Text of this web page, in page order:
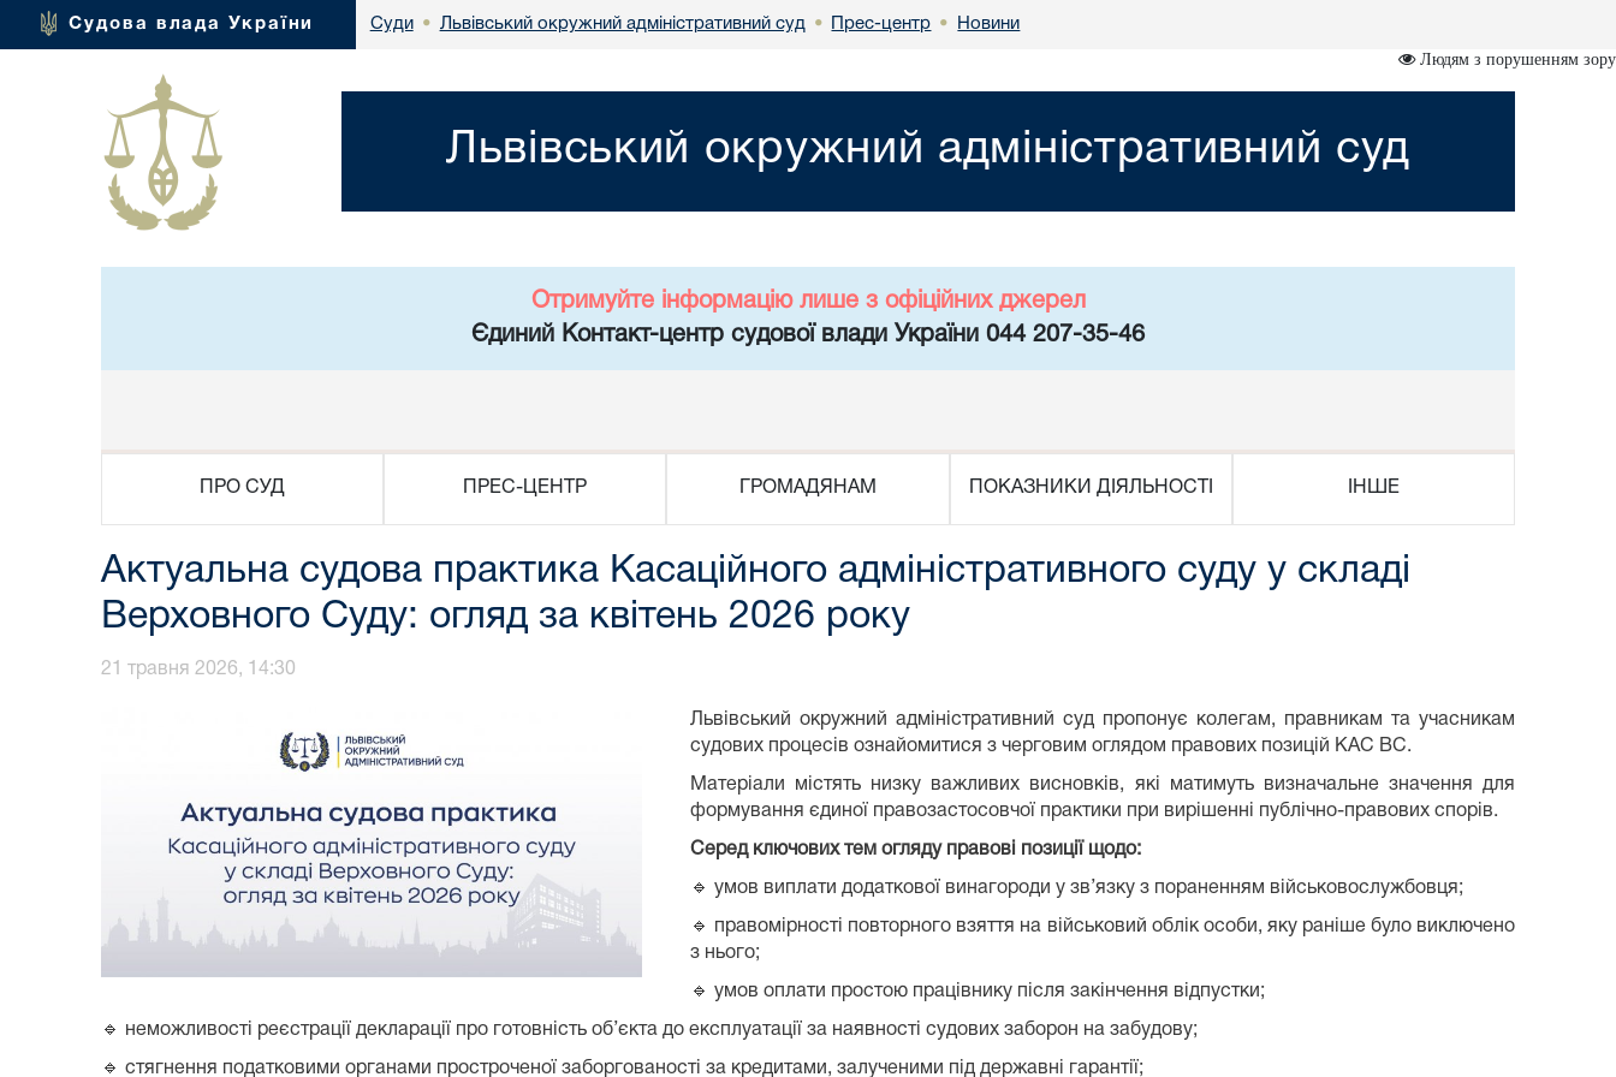
Судова влада України Суди • Львівський окружний адміністративний суд • Прес-центр • Новини
Людям з порушенням зору
Львівський окружний адміністративний суд
Отримуйте інформацію лише з офіційних джерел
Єдиний Контакт-центр судової влади України 044 207-35-46
ПРО СУД ПРЕС-ЦЕНТР ГРОМАДЯНАМ ПОКАЗНИКИ ДІЯЛЬНОСТІ ІНШЕ
Актуальна судова практика Касаційного адміністративного суду у складі
Верховного Суду: огляд за квітень 2026 року
21 травня 2026, 14:30
Львівський окружний адміністративний суд пропонує колегам, правникам та учасникам
судових процесів ознайомитися з черговим оглядом правових позицій КАС ВС.
Матеріали містять низку важливих висновків, які матимуть визначальне значення для
формування єдиної правозастосовчої практики при вирішенні публічно-правових спорів.
Серед ключових тем огляду правові позиції щодо:
🔹 умов виплати додаткової винагороди у зв’язку з пораненням військовослужбовця;
🔹 правомірності повторного взяття на військовий облік особи, яку раніше було виключено
з нього;
🔹 умов оплати простою працівнику після закінчення відпустки;
🔹 неможливості реєстрації декларації про готовність об’єкта до експлуатації за наявності судових заборон на забудову;
🔹 стягнення податковими органами простроченої заборгованості за кредитами, залученими під державні гарантії;